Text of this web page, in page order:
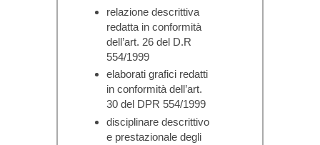
relazione descrittiva
redatta in conformità
dell’art. 26 del D.R
554/1999
elaborati grafici redatti
in conformità dell’art.
30 del DPR 554/1999
disciplinare descrittivo
e prestazionale degli